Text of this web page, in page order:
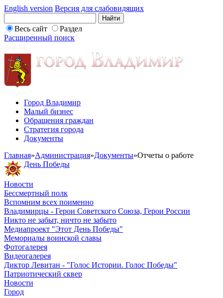
English version Версия для слабовидящих
Весь сайт
Раздел
Расширенный поиск
Город Владимир
Малый бизнес
Обращения граждан
Стратегия города
Документы
Главная»Администрация»Документы»Отчеты о работе
День Победы
Новости
Бессмертный полк
Вспомним всех поименно
Владимирцы - Герои Советского Союза, Герои России
Никто не забыт, ничто не забыто
Медиапроект "Этот День Победы"
Мемориалы воинской славы
Фотогалерея
Видеогалерея
Диктор Левитан - "Голос Истории. Голос Победы"
Патриотический сквер
Новости
Город